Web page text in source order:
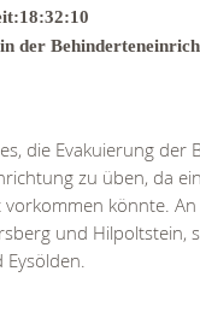
der
die Evakuierung der
zu üben, da
vorkommen könnte.
und Hilpoltstein,